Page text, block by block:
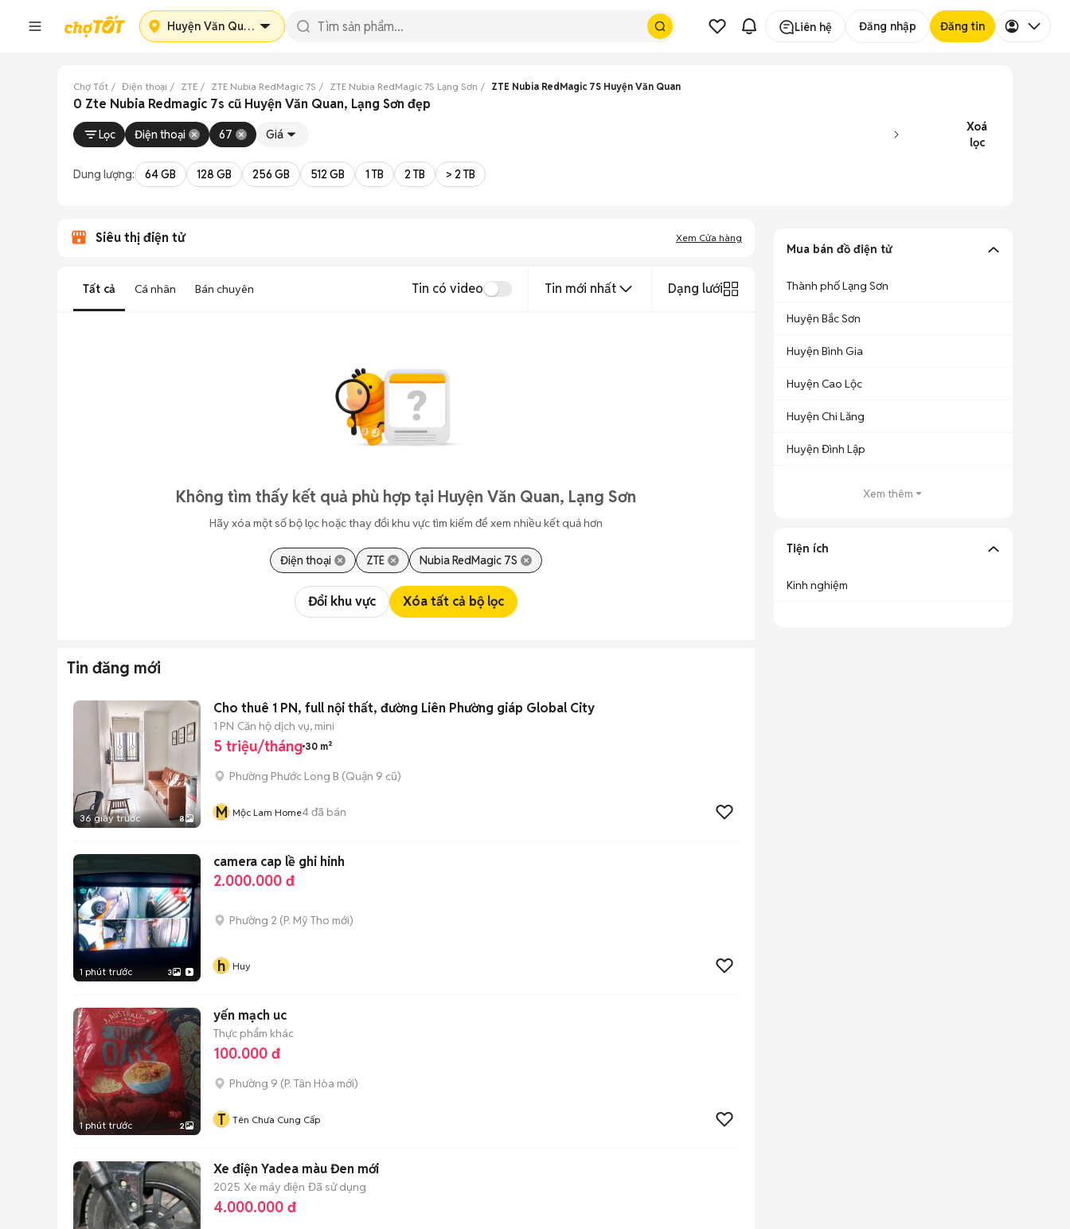
Huyện Văn Quan Liên hệ Đăng nhập Đăng tin
Chợ Tốt Điện thoại ZTE ZTE Nubia RedMagic 7S ZTE Nubia RedMagic 7S Lạng Sơn ZTE Nubia RedMagic 7S Huyện Văn Quan
0 Zte Nubia Redmagic 7s cũ Huyện Văn Quan, Lạng Sơn đẹp
Lọc Điện thoại 67 Giá
Xoá
lọc
Dung lượng: 64 GB 128 GB 256 GB 512 GB 1 TB 2 TB > 2 TB
Siêu thị điện tử Xem Cửa hàng
Tất cả Cá nhân Bán chuyên Tin có video Tin mới nhất Dạng lưới
Không tìm thấy kết quả phù hợp tại Huyện Văn Quan, Lạng Sơn
Hãy xóa một số bộ lọc hoặc thay đổi khu vực tìm kiếm để xem nhiều kết quả hơn
Điện thoại ZTE Nubia RedMagic 7S
Đổi khu vực Xóa tất cả bộ lọc
Tin đăng mới
36 giây trước 8
Cho thuê 1 PN, full nội thất, đường Liên Phường giáp Global City
1 PN Căn hộ dịch vụ, mini
5 triệu/tháng 30 m²
Phường Phước Long B (Quận 9 cũ)
M Mộc Lam Home4đã bán
1 phút trước 3
camera cap lề ghi hinh
2.000.000 đ
Phường 2 (P. Mỹ Tho mới)
h Huy
1 phút trước 2
yến mạch uc
Thực phẩm khác
100.000 đ
Phường 9 (P. Tân Hòa mới)
T Tên Chưa Cung Cấp
Xe điện Yadea màu Đen mới
2025 Xe máy điện Đã sử dụng
4.000.000 đ
Mua bán đồ điện tử
Thành phố Lạng Sơn
Huyện Bắc Sơn
Huyện Bình Gia
Huyện Cao Lộc
Huyện Chi Lăng
Huyện Đình Lập
Xem thêm
Tiện ích
Kinh nghiệm